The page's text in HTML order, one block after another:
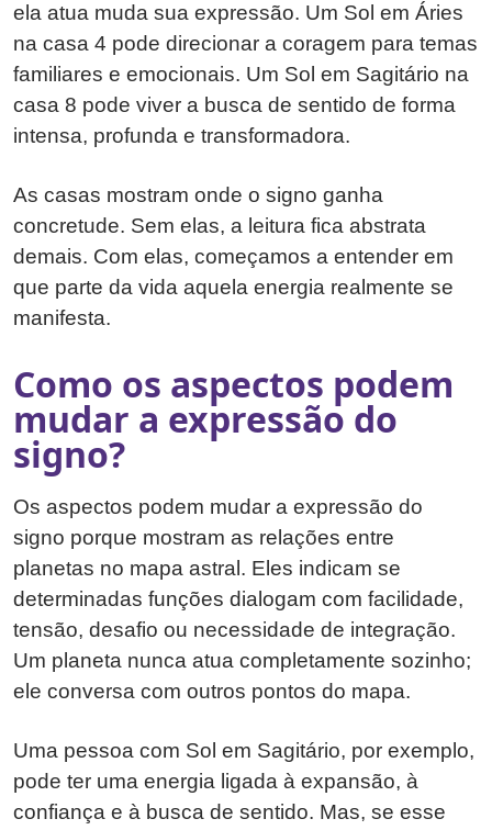
ela atua muda sua expressão. Um Sol em Áries
na casa 4 pode direcionar a coragem para temas
familiares e emocionais. Um Sol em Sagitário na
casa 8 pode viver a busca de sentido de forma
intensa, profunda e transformadora.
As casas mostram onde o signo ganha
concretude. Sem elas, a leitura fica abstrata
demais. Com elas, começamos a entender em
que parte da vida aquela energia realmente se
manifesta.
Como os aspectos podem
mudar a expressão do
signo?
Os aspectos podem mudar a expressão do
signo porque mostram as relações entre
planetas no mapa astral. Eles indicam se
determinadas funções dialogam com facilidade,
tensão, desafio ou necessidade de integração.
Um planeta nunca atua completamente sozinho;
ele conversa com outros pontos do mapa.
Uma pessoa com Sol em Sagitário, por exemplo,
pode ter uma energia ligada à expansão, à
confiança e à busca de sentido. Mas, se esse